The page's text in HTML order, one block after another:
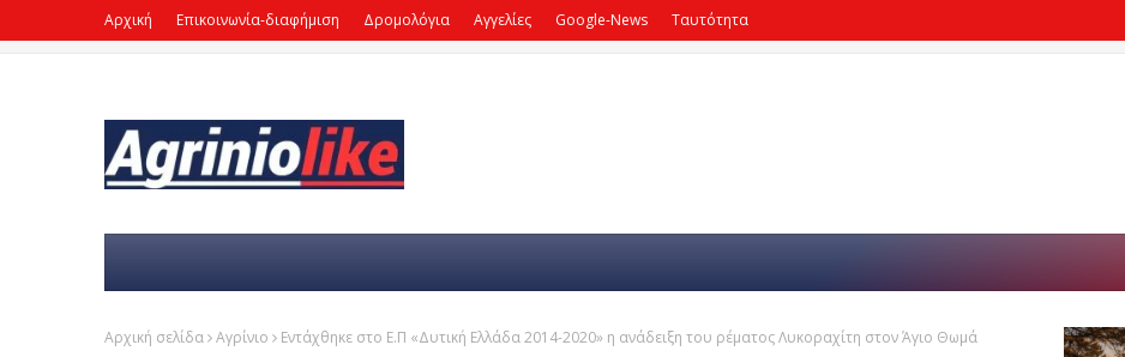
Αρχική Επικοινωνία-διαφήμιση Δρομολόγια Αγγελίες Google-News Ταυτότητα
Αρχική σελίδα Αγρίνιο Εντάχθηκε στο Ε.Π «Δυτική Ελλάδα 2014-2020» η ανάδειξη του ρέματος Λυκοραχίτη στον Άγιο Θωμά